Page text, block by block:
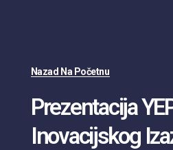
Nazad Na Početnu
Prezentacija
Inovacijskog